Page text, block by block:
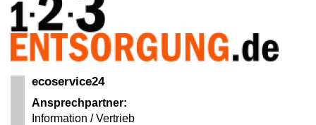
ecoservice24
Ansprechpartner:
Information / Vertrieb